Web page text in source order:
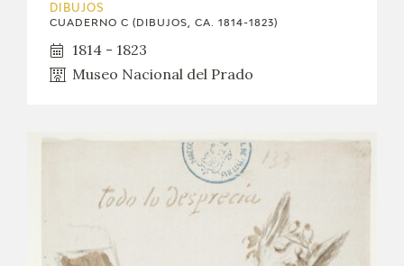
DIBUJOS
CUADERNO C (DIBUJOS, CA. 1814-1823)
1814 - 1823
Museo Nacional del Prado